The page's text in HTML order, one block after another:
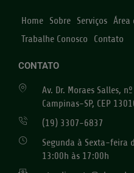
Home Sobre Serviços Área
Trabalhe Conosco
Contato
CONTATO
Av. Dr. Moraes Salles,
Campinas-SP, CEP
(19) 3307-6837
Segunda à Sexta-feira
13:00h às 17:00h